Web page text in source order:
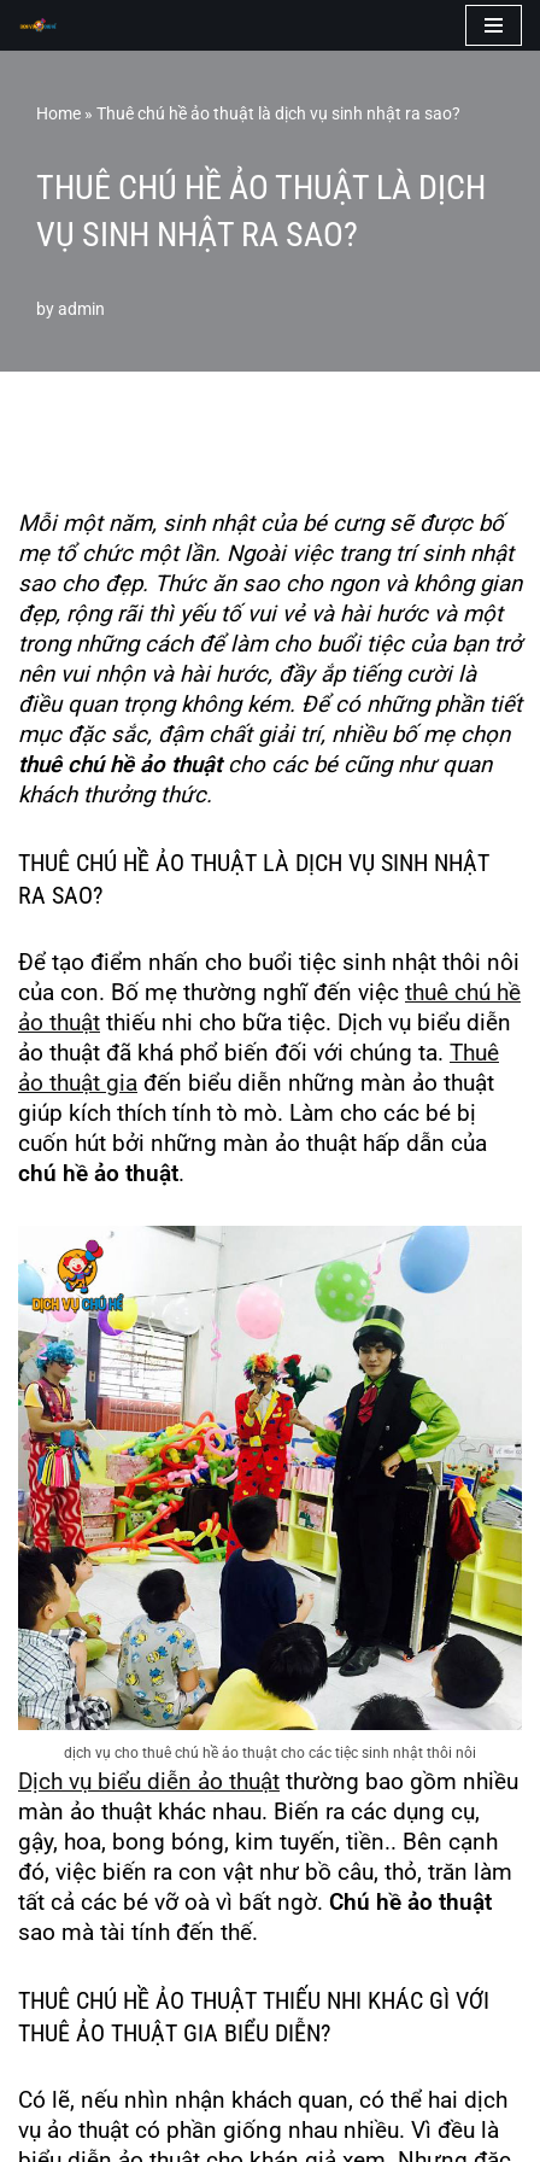
content
Home » Thuê chú hề ảo thuật là dịch vụ sinh nhật ra sao?
THUÊ CHÚ HỀ ẢO THUẬT LÀ DỊCH
VỤ SINH NHẬT RA SAO?
by admin
Mỗi một năm, sinh nhật của bé cưng sẽ được bố
mẹ tổ chức một lần. Ngoài việc trang trí sinh nhật
sao cho đẹp. Thức ăn sao cho ngon và không gian
đẹp, rộng rãi thì yếu tố vui vẻ và hài hước và một
trong những cách để làm cho buổi tiệc của bạn trở
nên vui nhộn và hài hước, đầy ắp tiếng cười là
điều quan trọng không kém. Để có những phần tiết
mục đặc sắc, đậm chất giải trí, nhiều bố mẹ chọn
thuê chú hề ảo thuậtcho các bé cũng như quan
khách thưởng thức.
THUÊ CHÚ HỀ ẢO THUẬT LÀ DỊCH VỤ SINH NHẬT
RA SAO?
Để tạo điểm nhấn cho buổi tiệc sinh nhật thôi nôi
của con. Bố mẹ thường nghĩ đến việc thuê chú hề
ảo thuật thiếu nhi cho bữa tiệc. Dịch vụ biểu diễn
ảo thuật đã khá phổ biến đối với chúng ta. Thuê
ảo thuật gia đến biểu diễn những màn ảo thuật
giúp kích thích tính tò mò. Làm cho các bé bị
cuốn hút bởi những màn ảo thuật hấp dẫn của
chú hề ảo thuật.
dịch vụ cho thuê chú hề ảo thuật cho các tiệc sinh nhật thôi nôi
Dịch vụ biểu diễn ảo thuật thường bao gồm nhiều
màn ảo thuật khác nhau. Biến ra các dụng cụ,
gậy, hoa, bong bóng, kim tuyến, tiền.. Bên cạnh
đó, việc biến ra con vật như bồ câu, thỏ, trăn làm
tất cả các bé vỡ oà vì bất ngờ. Chú hề ảo thuật
sao mà tài tính đến thế.
THUÊ CHÚ HỀ ẢO THUẬT THIẾU NHI KHÁC GÌ VỚI
THUÊ ẢO THUẬT GIA BIỂU DIỄN?
Có lẽ, nếu nhìn nhận khách quan, có thể hai dịch
vụ ảo thuật có phần giống nhau nhiều. Vì đều là